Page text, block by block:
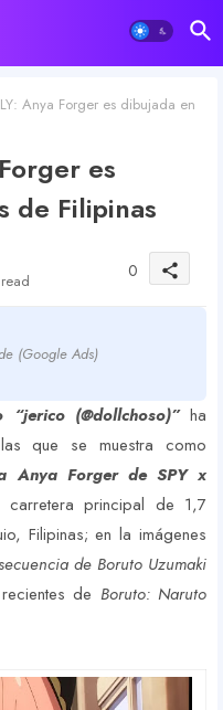
Anya Forger es dibujada en
es
de Filipinas
0 share
(Google Ads)
“jerico (@dollchoso)”ha
que se muestra como
Anya Forger de SPY x
principal de 1,7
Filipinas; en la imágenes
de Boruto Uzumaki
de Boruto: Naruto